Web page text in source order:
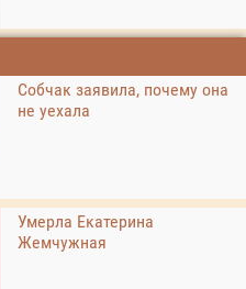
Собчак заявила, почему она
не уехала
Умерла Екатерина
Жемчужная